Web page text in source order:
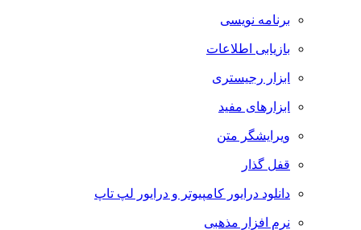
برنامه نویسی
بازیابی اطلاعات
ابزار رجیستری
ابزارهای مفید
ویرایشگر متن
قفل گذار
دانلود درایور کامپیوتر و درایور لپ تاپ
نرم افزار مذهبی